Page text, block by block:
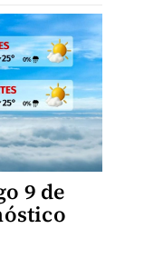
9 de